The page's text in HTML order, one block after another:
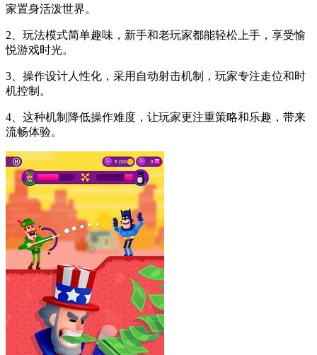
家置身活泼世界。
2、玩法模式简单趣味，新手和老玩家都能轻松上手，享受愉
悦游戏时光。
3、操作设计人性化，采用自动射击机制，玩家专注走位和时
机控制。
4、这种机制降低操作难度，让玩家更注重策略和乐趣，带来
流畅体验。